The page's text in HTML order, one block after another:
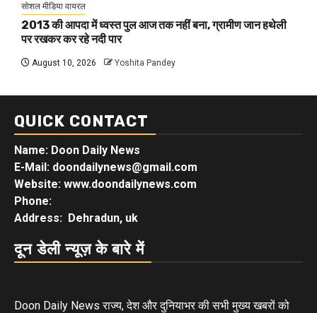
सोशल मीडिया वायरल
2013 की आपदा में ध्वस्त पुल आज तक नहीं बना, ग्रामीण जान हथेली
पर रखकर कर रहे नदी पार
August 10, 2026 Yoshita Pandey
QUICK CONTACT
Name: Doon Daily News
E-Mail: doondailynews@gmail.com
Website: www.doondailynews.com
Phone:
Address: Dehradun, uk
दून डेली न्यूज़ के बारे में
Doon Daily News राज्य, देश और दुनियाभर की सभी मुख्य खबरों को